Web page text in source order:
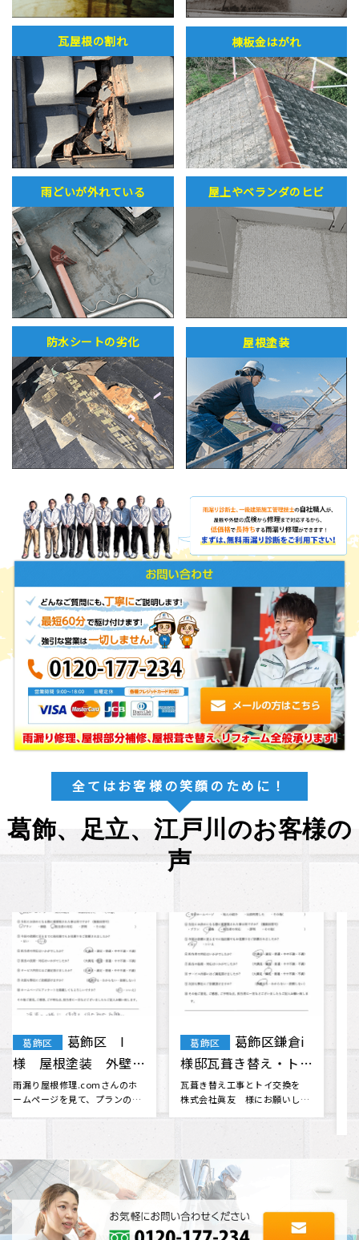
瓦屋根の割れ 棟板金はがれ
雨どいが外れている 屋上やベランダのヒビ
防水シートの劣化 屋根塗装
全てはお客様の笑顔のために！
葛飾、足立、江戸川のお客様の
声
葛飾区
葛飾区 T・
F様 屋根・外壁塗
装 棟板金工事 天窓
ガラス交換
無理だと思っていた火災保険会
社との交渉に対応してくださっ
江戸川区
江戸川区
A様 外壁塗装
外壁塗装をお願いしたく、ホー
ムページから通じて問い合わせ